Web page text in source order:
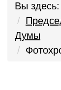
Вы здесь:
Думы